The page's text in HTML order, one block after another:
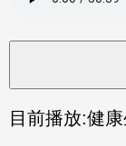
目前播放:健